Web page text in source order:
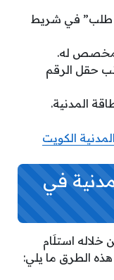
طلب” في شريط
له.
حقل الرقم
المدنية.
الكويت
في
خلاله استلَام
الطرق ما يلي: